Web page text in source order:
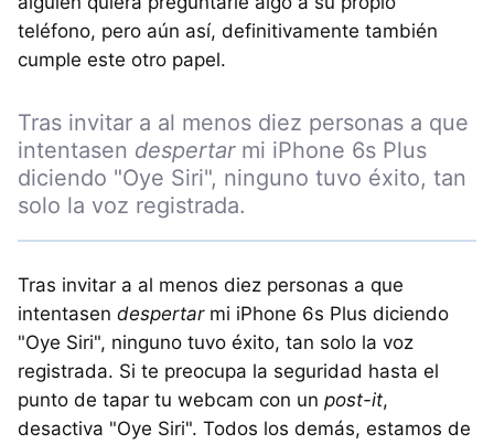
teléfono, pero aún así, definitivamente también
cumple este otro papel.
Tras invitar a al menos diez personas a que
intentasen despertarmi iPhone 6s Plus
diciendo "Oye Siri", ninguno tuvo éxito, tan
solo la voz registrada.
Tras invitar a al menos diez personas a que
intentasen despertarmi iPhone 6s Plus diciendo
"Oye Siri", ninguno tuvo éxito, tan solo la voz
registrada. Si te preocupa la seguridad hasta el
punto de tapar tu webcam con un post-it,
desactiva "Oye Siri". Todos los demás, estamos de